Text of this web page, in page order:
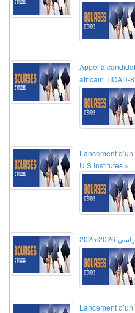
Appel à
africain TICAD-8
Lancement
U.S Institutes ».
Lancement